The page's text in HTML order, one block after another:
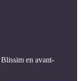
en avant-